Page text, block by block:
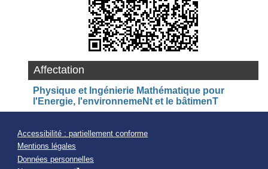
Affectation
Physique et Ingénierie Mathématique pour
l'Energie, l'environnemeNt et le bâtimenT
Accessibilité : partiellement conforme
Mentions légales
Données personnelles